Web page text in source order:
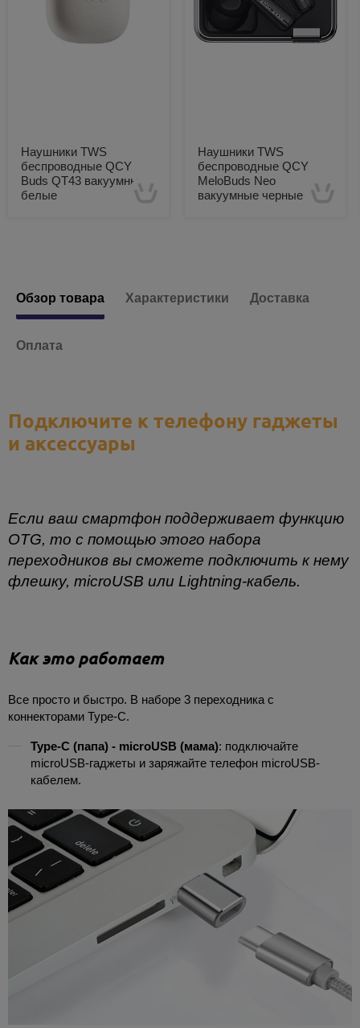
Наушники TWS
беспроводные QCY
Buds QT43 вакуумные
белые
Наушники TWS
беспроводные QCY
MeloBuds Neo
вакуумные черные
Обзор товара Характеристики Доставка
Оплата
Подключите к телефону гаджеты
и аксессуары
Если ваш смартфон поддерживает функцию
OTG, то с помощью этого набора
переходников вы сможете подключить к нему
флешку, microUSB или Lightning-кабель.
Как это работает
Все просто и быстро. В наборе 3 переходника с
коннекторами Type-C.
Type-C (папа) - microUSB (мама): подключайте
microUSB-гаджеты и заряжайте телефон microUSB-
кабелем.